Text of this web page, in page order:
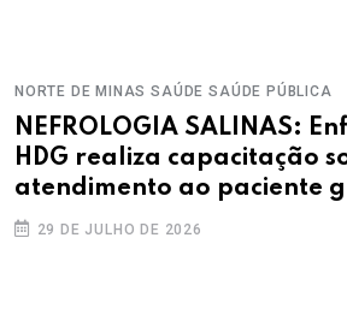
NORTE DE MINAS SAÚDE SAÚDE PÚBLICA
NEFROLOGIA SALINAS:
HDG realiza capacitação
atendimento ao paciente
29 DE JULHO DE 2026